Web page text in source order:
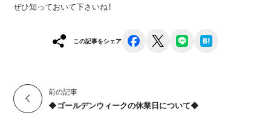
ぜひ知っておいて下さいね！
この記事をシェア facebook line
前の記事
◆ゴールデンウィークの休業日について◆